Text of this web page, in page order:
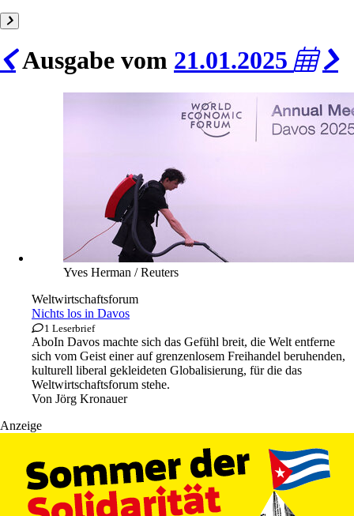
Ausgabe vom 21.01.2025
Yves Herman / Reuters
Weltwirtschaftsforum
Nichts los in Davos
1 Leserbrief
AboIn Davos machte sich das Gefühl breit, die Welt entferne
sich vom Geist einer auf grenzenlosem Freihandel beruhenden,
kulturell liberal gekleideten Globalisierung, für die das
Weltwirtschaftsforum stehe.
Von Jörg Kronauer
Anzeige